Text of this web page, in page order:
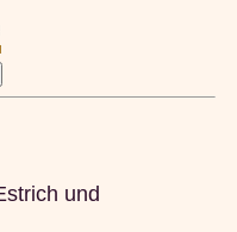
und